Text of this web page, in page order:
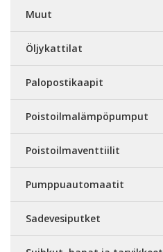
Muut
Öljykattilat
Palopostikaapit
Poistoilmalämpöpumput
Poistoilmaventtiilit
Pumppuautomaatit
Sadevesiputket